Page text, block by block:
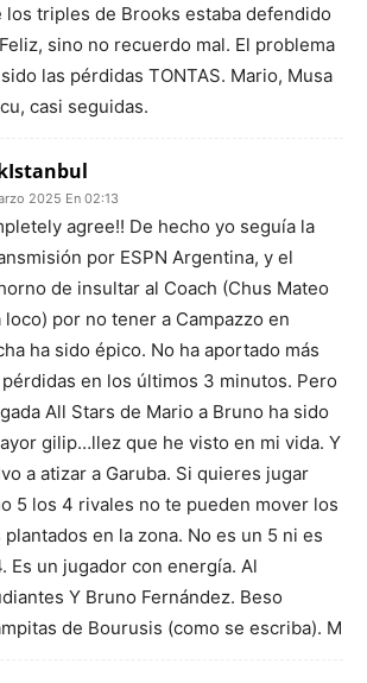
los triples de Brooks estaba defendido
sino no recuerdo mal. El problema
las pérdidas TONTAS. Mario, Musa
casi seguidas.
2025 En 02:13
agree!! De hecho yo seguía la
por ESPN Argentina, y el
de insultar al Coach (Chus Mateo
loco) por no tener a Campazzo en
ha sido épico. No ha aportado más
en los últimos 3 minutos. Pero
All Stars de Mario a Bruno ha sido
gilip…llez que he visto en mi vida. Y
a atizar a Garuba. Si quieres jugar
5 los 4 rivales no te pueden mover los
plantados en la zona. No es un 5 ni es
Es un jugador con energía. Al
Y Bruno Fernández. Beso
de Bourusis (como se escriba). M